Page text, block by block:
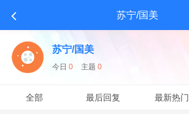
苏宁/国美
苏宁/国美
今日 0 主题 0
全部 最后回复 最新热门